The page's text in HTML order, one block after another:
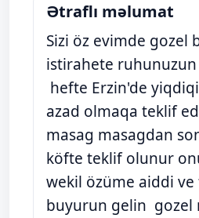
Ətraflı məlumat
Sizi öz evimde gozel
istirahete
hefte Erzin'de
azad olmaqa teklif
masag masagdan
köfte teklif olunur
wekil özüme aiddi
buyurun gelin gozel